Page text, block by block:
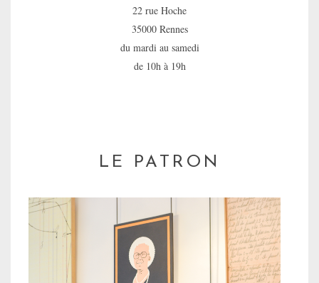
22 rue Hoche
35000 Rennes
du mardi au samedi
de 10h à 19h
LE PATRON